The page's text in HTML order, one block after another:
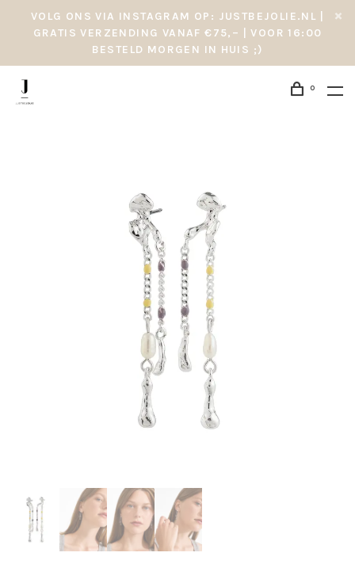
VOLG ONS VIA INSTAGRAM OP: JUSTBEJOLIE.NL |
GRATIS VERZENDING VANAF €75,– | VOOR 16:00
BESTELD MORGEN IN HUIS ;)
0